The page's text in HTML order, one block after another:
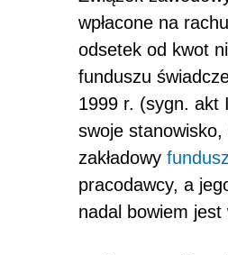
wpłacone na
odsetek od kwot
funduszu
1999 r. (sygn. akt
swoje stanowisko,
zakładowy
pracodawcy, a
nadal bowiem jest